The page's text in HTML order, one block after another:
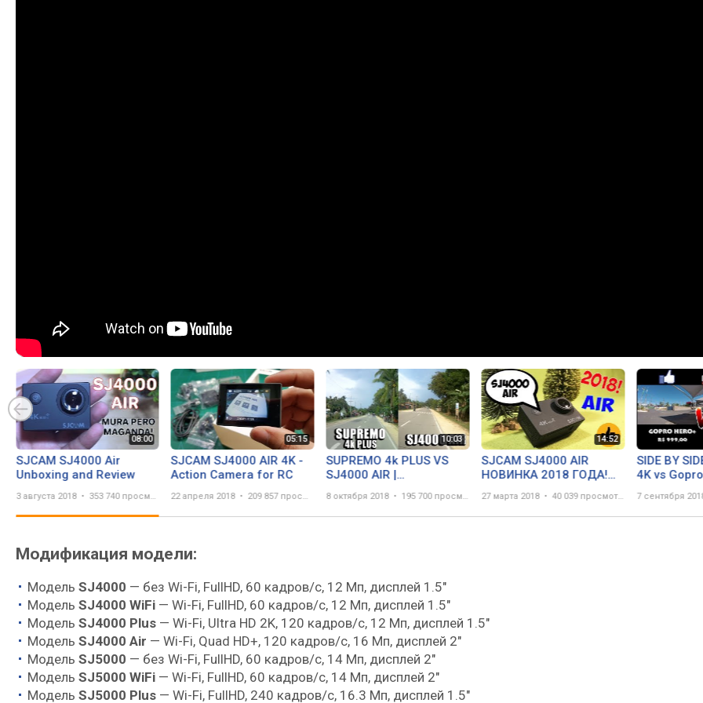
SJCAM SJ4000 Air
Unboxing and Review
3 августа 2018 353 740 просмотров
SJCAM SJ4000 AIR 4K -
Action Camera for RC
22 апреля 2018 209 857 просмотров
SUPREMO 4k PLUS VS
SJ4000 AIR |
8 октября 2018 195 700 просмотров
SJCAM SJ4000 AIR
НОВИНКА 2018 ГОДА!
27 марта 2018 40 039 просмотров
SIDE BY
4K vs
7 сентября
Модификация модели:
Модель SJ4000 — без Wi-Fi, FullHD, 60 кадров/с, 12 Мп, дисплей 1.5"
Модель SJ4000 WiFi — Wi-Fi, FullHD, 60 кадров/с, 12 Мп, дисплей 1.5"
Модель SJ4000 Plus — Wi-Fi, Ultra HD 2K, 120 кадров/с, 12 Мп, дисплей 1.5"
Модель SJ4000 Air — Wi-Fi, Quad HD+, 120 кадров/с, 16 Мп, дисплей 2"
Модель SJ5000 — без Wi-Fi, FullHD, 60 кадров/с, 14 Мп, дисплей 2"
Модель SJ5000 WiFi — Wi-Fi, FullHD, 60 кадров/с, 14 Мп, дисплей 2"
Модель SJ5000 Plus — Wi-Fi, FullHD, 240 кадров/с, 16.3 Мп, дисплей 1.5"